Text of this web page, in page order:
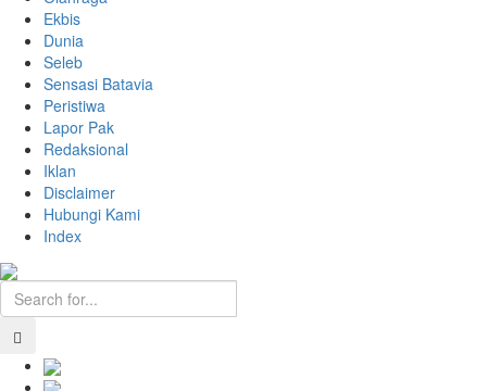
Ekbis
Dunia
Seleb
Sensasi Batavia
Peristiwa
Lapor Pak
Redaksional
Iklan
Disclaimer
Hubungi Kami
Index